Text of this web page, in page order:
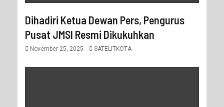
Dihadiri Ketua Dewan Pers, Pengurus
Pusat JMSI Resmi Dikukuhkan
November 25, 2025 SATELITKOTA